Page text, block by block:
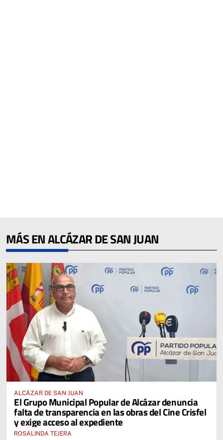
MÁS EN ALCÁZAR DE SAN JUAN
ALCÁZAR DE SAN JUAN
El Grupo Municipal Popular de Alcázar denuncia
falta de transparencia en las obras del Cine Crisfel
y exige acceso al expediente
ROSALINDA TEJERA